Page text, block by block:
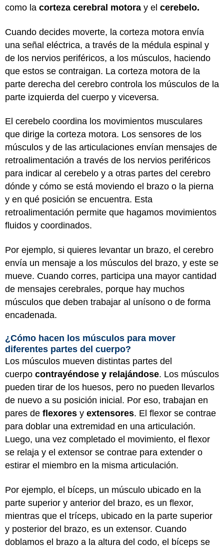
como la corteza cerebral motora y el cerebelo.
Cuando decides moverte, la corteza motora envía
una señal eléctrica, a través de la médula espinal y
de los nervios periféricos, a los músculos, haciendo
que estos se contraigan. La corteza motora de la
parte derecha del cerebro controla los músculos de la
parte izquierda del cuerpo y viceversa.
El cerebelo coordina los movimientos musculares
que dirige la corteza motora. Los sensores de los
músculos y de las articulaciones envían mensajes de
retroalimentación a través de los nervios periféricos
para indicar al cerebelo y a otras partes del cerebro
dónde y cómo se está moviendo el brazo o la pierna
y en qué posición se encuentra. Esta
retroalimentación permite que hagamos movimientos
fluidos y coordinados.
Por ejemplo, si quieres levantar un brazo, el cerebro
envía un mensaje a los músculos del brazo, y este se
mueve. Cuando corres, participa una mayor cantidad
de mensajes cerebrales, porque hay muchos
músculos que deben trabajar al unísono o de forma
encadenada.
¿Cómo hacen los músculos para mover
diferentes partes del cuerpo?
Los músculos mueven distintas partes del
cuerpo contrayéndose y relajándose. Los músculos
pueden tirar de los huesos, pero no pueden llevarlos
de nuevo a su posición inicial. Por eso, trabajan en
pares de flexores y extensores. El flexor se contrae
para doblar una extremidad en una articulación.
Luego, una vez completado el movimiento, el flexor
se relaja y el extensor se contrae para extender o
estirar el miembro en la misma articulación.
Por ejemplo, el bíceps, un músculo ubicado en la
parte superior y anterior del brazo, es un flexor,
mientras que el tríceps, ubicado en la parte superior
y posterior del brazo, es un extensor. Cuando
doblamos el brazo a la altura del codo, el bíceps se